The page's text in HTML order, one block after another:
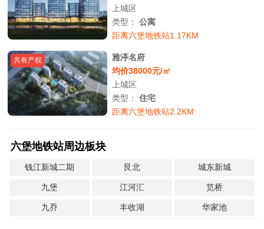
上城区
类型：公寓
距离六堡地铁站1.17KM
共有产权
雅渟名府
均价38000元/㎡
上城区
类型：住宅
距离六堡地铁站2.2KM
六堡地铁站周边板块
钱江新城二期 艮北 城东新城
九堡 江河汇 笕桥
九乔 丰收湖 华家池